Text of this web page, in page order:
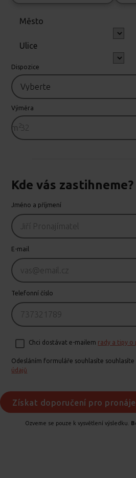
Město
Ulice
Dispozice
Výměra
m 2
Kde vás zastihneme?
Jméno a příjmení
E-mail
Telefonní číslo
Chci dostávat e-mailem rady a tipy o
Odesláním formuláře souhlasíte souhlasíte
údajů
Ozveme se pouze k vysvětlení výsledku.